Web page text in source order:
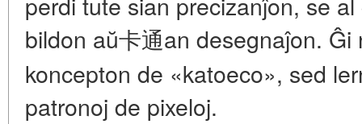
bildon aŭ卡通an desegnaĵon.
koncepton de «katoeco», sed
patronoj de pixeloj.